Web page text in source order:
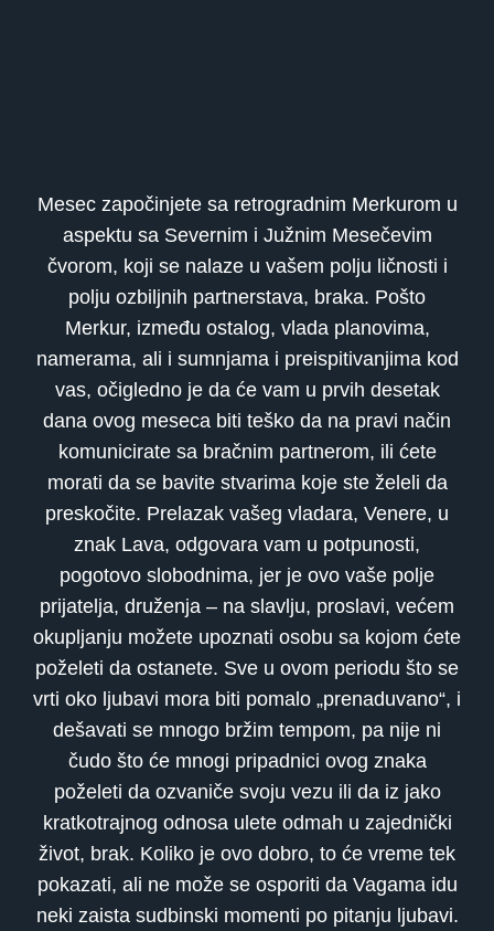
Mesec započinjete sa retrogradnim Merkurom u
aspektu sa Severnim i Južnim Mesečevim
čvorom, koji se nalaze u vašem polju ličnosti i
polju ozbiljnih partnerstava, braka. Pošto
Merkur, između ostalog, vlada planovima,
namerama, ali i sumnjama i preispitivanjima kod
vas, očigledno je da će vam u prvih desetak
dana ovog meseca biti teško da na pravi način
komunicirate sa bračnim partnerom, ili ćete
morati da se bavite stvarima koje ste želeli da
preskočite. Prelazak vašeg vladara, Venere, u
znak Lava, odgovara vam u potpunosti,
pogotovo slobodnima, jer je ovo vaše polje
prijatelja, druženja – na slavlju, proslavi, većem
okupljanju možete upoznati osobu sa kojom ćete
poželeti da ostanete. Sve u ovom periodu što se
vrti oko ljubavi mora biti pomalo „prenaduvano“, i
dešavati se mnogo bržim tempom, pa nije ni
čudo što će mnogi pripadnici ovog znaka
poželeti da ozvaniče svoju vezu ili da iz jako
kratkotrajnog odnosa ulete odmah u zajednički
život, brak. Koliko je ovo dobro, to će vreme tek
pokazati, ali ne može se osporiti da Vagama idu
neki zaista sudbinski momenti po pitanju ljubavi.